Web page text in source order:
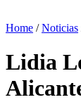
Home /Noticias
Lidia